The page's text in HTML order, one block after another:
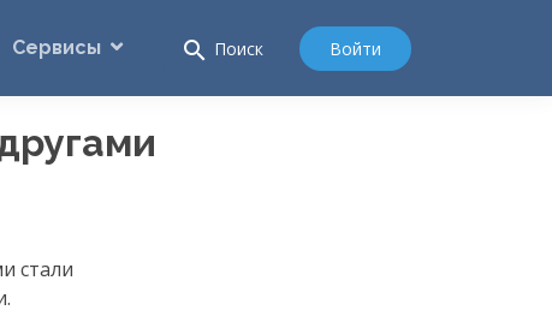
Сервисы search Поиск Войти
стали